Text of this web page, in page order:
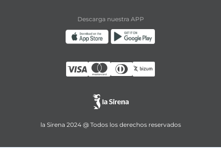
Descarga nuestra APP
la Sirena 2024 @ Todos los derechos reservados